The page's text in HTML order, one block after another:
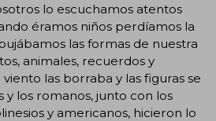
lo escuchamos atentos
éramos niños perdíamos la
las formas de nuestra
animales, recuerdos y
las borraba y las figuras se
y los romanos, junto con los
y americanos, hicieron lo